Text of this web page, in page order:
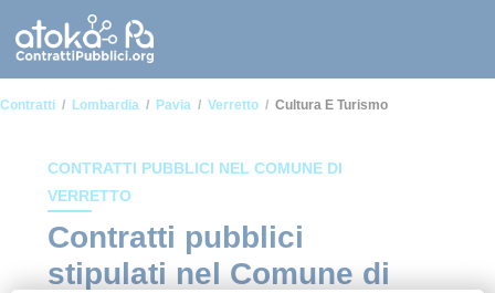
Contratti Lombardia Pavia Verretto Cultura E Turismo
CONTRATTI PUBBLICI NEL COMUNE DI
VERRETTO
Contratti pubblici
stipulati nel Comune di